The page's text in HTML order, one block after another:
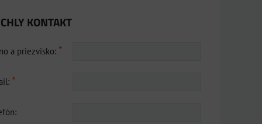
KONTAKT
a priezvisko: *
*